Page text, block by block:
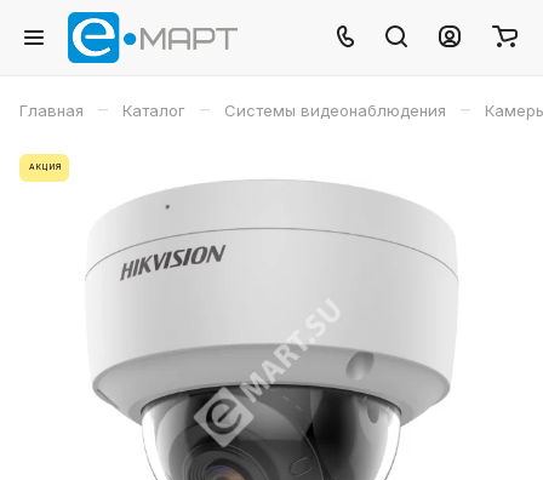
Главная – Каталог – Системы видеонаблюдения –
АКЦИЯ